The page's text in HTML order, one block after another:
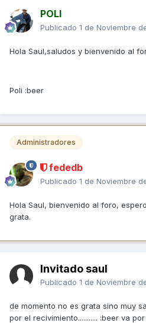
POLI
Publicado 1 de Noviembre
Hola Saul,saludos y bienvenido al
Poli :beer
Administradores
fededb
Publicado 1 de Noviembre
Hola Saul, bienvenido al foro,
grata.
Invitado saul
Publicado 1 de Noviembre
de momento no es grata sino muy
por el recivimiento........... :beer va